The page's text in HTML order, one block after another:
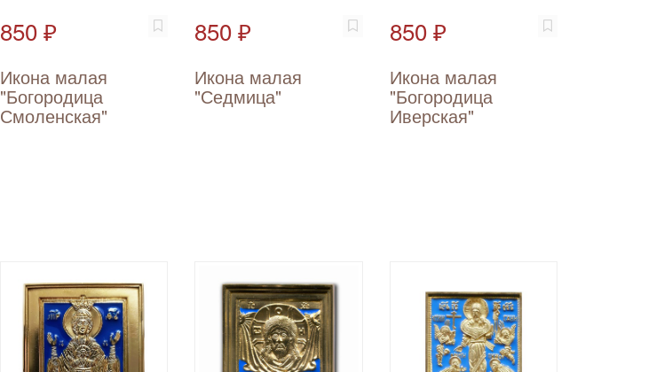
850 ₽
Икона малая
"Богородица
Смоленская"
850 ₽
Икона малая
"Седмица"
850 ₽
Икона малая
"Богородица
Иверская"